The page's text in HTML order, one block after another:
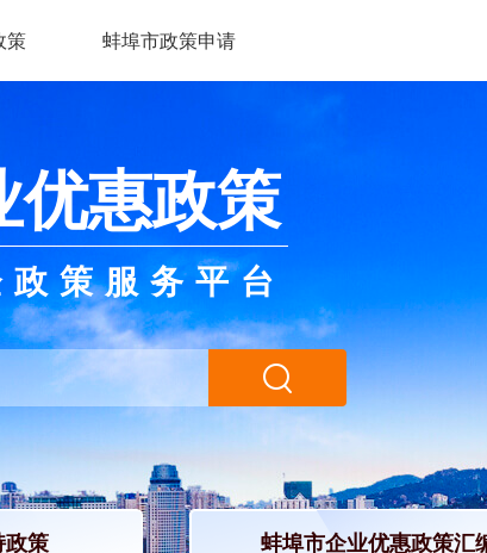
策 蚌埠市政策申请
优惠政策
策服务平台
政策 蚌埠市企业优惠政策汇